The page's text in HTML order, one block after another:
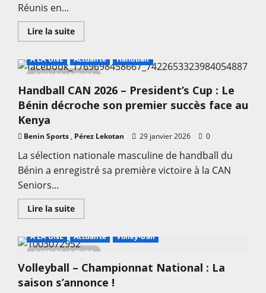
Réunis en...
Lire la suiteEn
savoir
Pétanque
:
Salim
Nigan;
de
la
2 MIN DE LECTURE
A LA UNE Actualité Handball
Handball CAN 2026 – President’s Cup : Le
Bénin décroche son premier succès face au
Kenya
Benin Sports , Pérez Lekotan 29 janvier 2026 0
La sélection nationale masculine de handball du
Bénin a enregistré sa première victoire à la CAN
Seniors...
Lire la suiteEn
savoir
Handball
CAN
–
President’s
Cup
2 MIN DE LECTURE
A LA UNE Actualité Volley-ball
Volleyball – Championnat National : La
saison s’annonce !